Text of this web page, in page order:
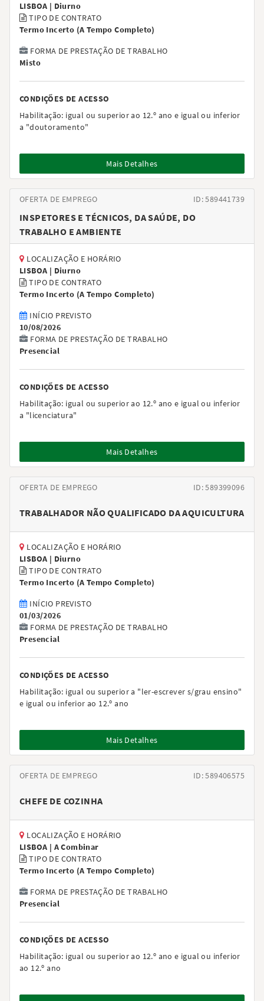
LISBOA | Diurno
TIPO DE CONTRATO
Termo Incerto (A Tempo Completo)
FORMA DE PRESTAÇÃO DE TRABALHO
Misto
CONDIÇÕES DE ACESSO
Habilitação: igual ou superior ao 12.º ano e igual ou inferior
a "doutoramento"
Mais Detalhes
OFERTA DE EMPREGO ID: 589441739
INSPETORES E TÉCNICOS, DA SAÚDE, DO
TRABALHO E AMBIENTE
LOCALIZAÇÃO E HORÁRIO
LISBOA | Diurno
TIPO DE CONTRATO
Termo Incerto (A Tempo Completo)
INÍCIO PREVISTO
10/08/2026
FORMA DE PRESTAÇÃO DE TRABALHO
Presencial
CONDIÇÕES DE ACESSO
Habilitação: igual ou superior ao 12.º ano e igual ou inferior
a "licenciatura"
Mais Detalhes
OFERTA DE EMPREGO ID: 589399096
TRABALHADOR NÃO QUALIFICADO DA AQUICULTURA
LOCALIZAÇÃO E HORÁRIO
LISBOA | Diurno
TIPO DE CONTRATO
Termo Incerto (A Tempo Completo)
INÍCIO PREVISTO
01/03/2026
FORMA DE PRESTAÇÃO DE TRABALHO
Presencial
CONDIÇÕES DE ACESSO
Habilitação: igual ou superior a "ler-escrever s/grau ensino"
e igual ou inferior ao 12.º ano
Mais Detalhes
OFERTA DE EMPREGO ID: 589406575
CHEFE DE COZINHA
LOCALIZAÇÃO E HORÁRIO
LISBOA | A Combinar
TIPO DE CONTRATO
Termo Incerto (A Tempo Completo)
FORMA DE PRESTAÇÃO DE TRABALHO
Presencial
CONDIÇÕES DE ACESSO
Habilitação: igual ou superior ao 12.º ano e igual ou inferior
ao 12.º ano